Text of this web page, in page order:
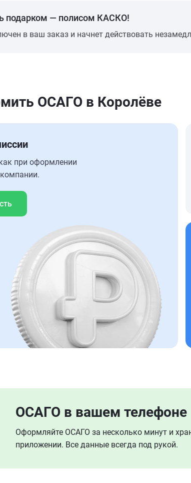
подарком — полисом КАСКО!
в ваш заказ и начнет действовать
ОСАГО в Королёве
при оформлении
ОСАГО в вашем телефоне
Оформляйте ОСАГО за несколько минут и
приложении. Все данные всегда под рукой.